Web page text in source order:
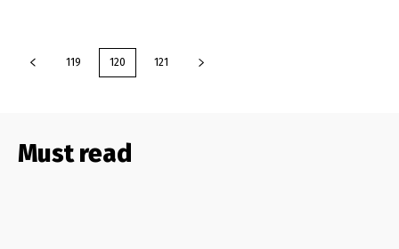
119 120 121
Must read